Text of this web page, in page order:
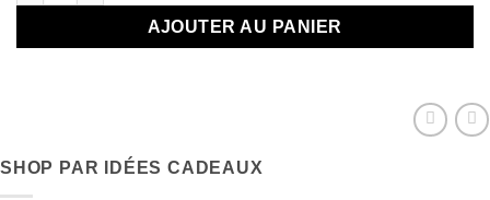
AJOUTER AU PANIER
SHOP PAR IDÉES CADEAUX